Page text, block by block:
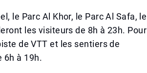
le Parc Al Khor, le Parc Al Safa, le
les visiteurs de 8h à 23h. Pour
de VTT et les sentiers de
6h à 19h.